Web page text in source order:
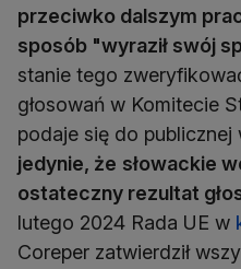
przeciwko dalszym
sposób "wyraził swój
stanie tego
głosowań w Komitecie
podaje się do publicznej
jedynie, że słowackie
ostateczny rezultat
lutego 2024 Rada UE w
Coreper zatwierdził